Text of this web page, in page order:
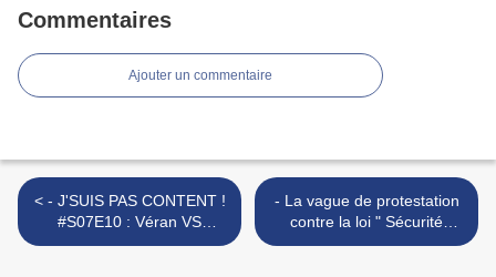
Commentaires
Ajouter un commentaire
< - J'SUIS PAS CONTENT !
#S07E10 : Véran VS
Soignants, Barbier VS
- La vague de protestation
contre la loi " Sécurité
globale " grandit >